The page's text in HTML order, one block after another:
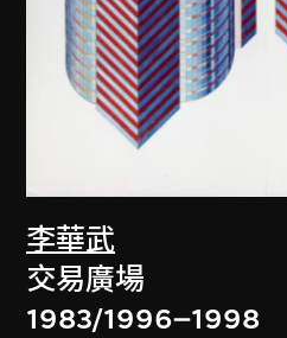
李華武
交易廣場
1983/1996–1998